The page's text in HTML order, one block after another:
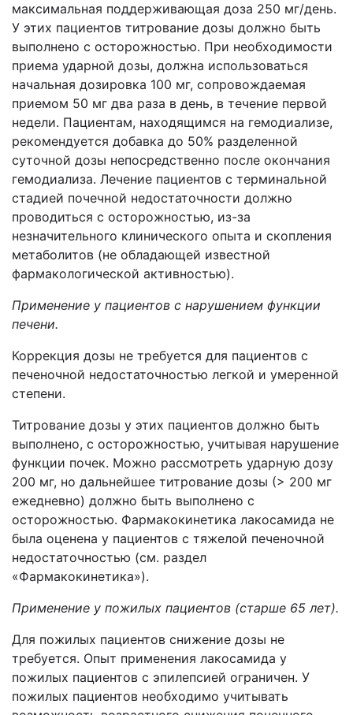
максимальная поддерживающая доза 250 мг/день.
У этих пациентов титрование дозы должно быть
выполнено с осторожностью. При необходимости
приема ударной дозы, должна использоваться
начальная дозировка 100 мг, сопровождаемая
приемом 50 мг два раза в день, в течение первой
недели. Пациентам, находящимся на гемодиализе,
рекомендуется добавка до 50% разделенной
суточной дозы непосредственно после окончания
гемодиализа. Лечение пациентов с терминальной
стадией почечной недостаточности должно
проводиться с осторожностью, из-за
незначительного клинического опыта и скопления
метаболитов (не обладающей известной
фармакологической активностью).
Применение у пациентов с нарушением функции
печени.
Коррекция дозы не требуется для пациентов с
печеночной недостаточностью легкой и умеренной
степени.
Титрование дозы у этих пациентов должно быть
выполнено, с осторожностью, учитывая нарушение
функции почек. Можно рассмотреть ударную дозу
200 мг, но дальнейшее титрование дозы (> 200 мг
ежедневно) должно быть выполнено с
осторожностью. Фармакокинетика лакосамида не
была оценена у пациентов с тяжелой печеночной
недостаточностью (см. раздел
«Фармакокинетика»).
Применение у пожилых пациентов (старше 65 лет).
Для пожилых пациентов снижение дозы не
требуется. Опыт применения лакосамида у
пожилых пациентов с эпилепсией ограничен. У
пожилых пациентов необходимо учитывать